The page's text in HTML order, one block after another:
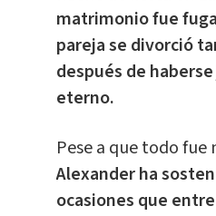
matrimonio fue
pareja se divorció
después de
eterno.
Pese a que todo
Alexander ha
ocasiones que